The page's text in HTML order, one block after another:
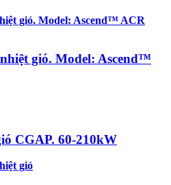
gió. Model: Ascend™
CGAP. 60-210kW